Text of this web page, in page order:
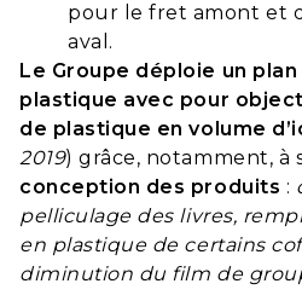
pour le fret amont et
aval.
Le Groupe déploie un plan
plastique avec pour
de plastique en volume
2019) grâce, notamment, à
conception des produits :
pelliculage des livres,
en plastique de certains
diminution du film de